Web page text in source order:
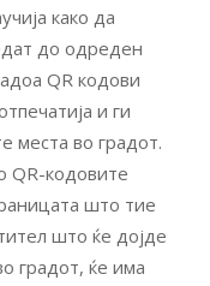
како да
до одреден
QR кодови
и ги
места во градот.
QR-кодовите
што тие
што ќе дојде
градот, ќе има